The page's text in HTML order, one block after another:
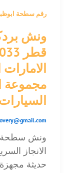
رقم سطحة ابوظبي
ونش
مجموعة
ونش سطحة
الانجاز
حديثة